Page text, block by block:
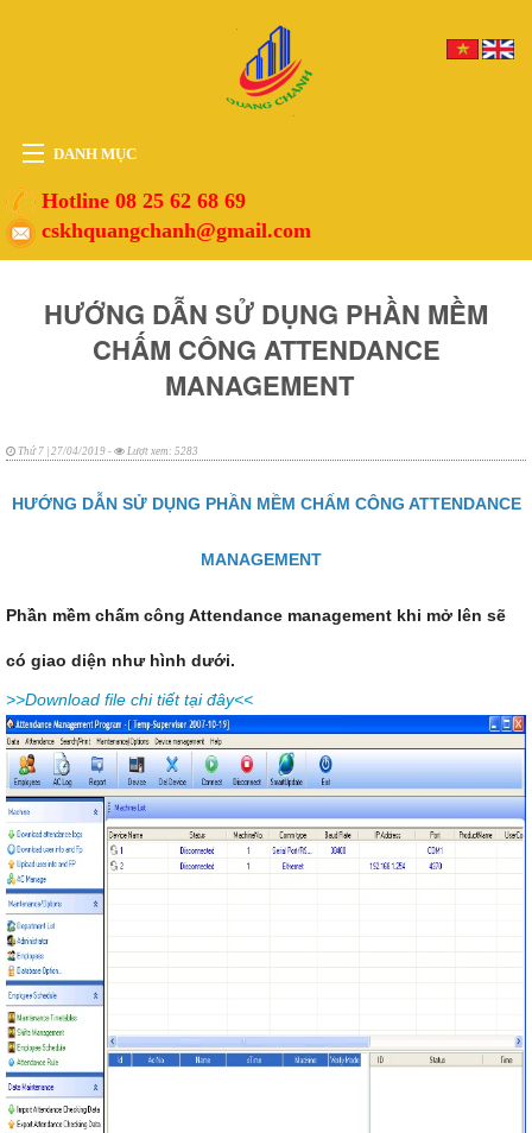
DANH MỤC
HOME
THIẾT BỊ
PHỤ KIỆN
Hotline 08 25 62 68 69
cskhquangchanh@gmail.com
HƯỚNG DẪN SỬ DỤNG PHẦN MỀM
CHẤM CÔNG ATTENDANCE
MANAGEMENT
Thứ 7 | 27/04/2019 - Lượt xem: 5283
HƯỚNG DẪN SỬ DỤNG PHẦN MỀM CHẤM CÔNG ATTENDANCE
MANAGEMENT
Phần mềm chấm công Attendance management khi mở lên sẽ
có giao diện như hình dưới.
>>Download file chi tiết tại đây<<